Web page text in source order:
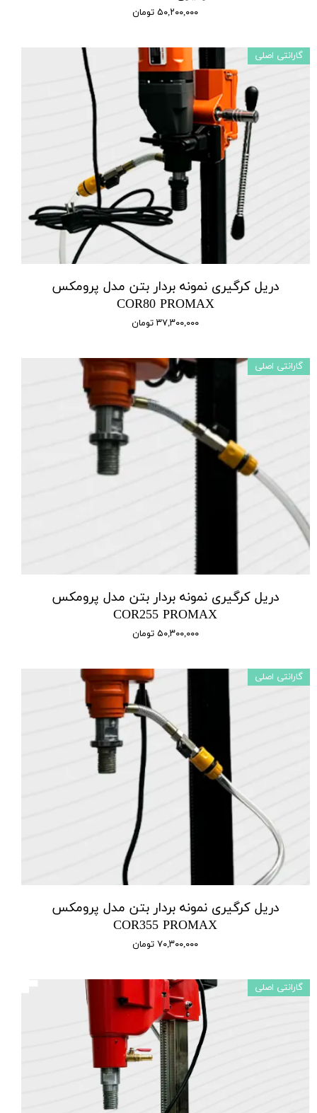
۵۰,۲۰۰,۰۰۰ تومان
دریل کرگیری نمونه بردار بتن مدل پرومکس
COR80 PROMAX
۳۷,۳۰۰,۰۰۰ تومان
گارانتی اصلی
دریل کرگیری نمونه بردار بتن مدل پرومکس
COR255 PROMAX
۵۰,۳۰۰,۰۰۰ تومان
گارانتی اصلی
دریل کرگیری نمونه بردار بتن مدل پرومکس
COR355 PROMAX
۷۰,۳۰۰,۰۰۰ تومان
گارانتی اصلی
گارانتی اصلی